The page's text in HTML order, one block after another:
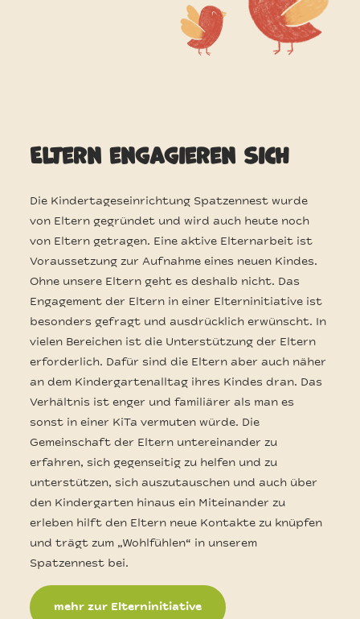
Eltern engagieren sich
Die Kindertageseinrichtung Spatzennest wurde
von Eltern gegründet und wird auch heute noch
von Eltern getragen. Eine aktive Elternarbeit ist
Voraussetzung zur Aufnahme eines neuen Kindes.
Ohne unsere Eltern geht es deshalb nicht. Das
Engagement der Eltern in einer Elterninitiative ist
besonders gefragt und ausdrücklich erwünscht. In
vielen Bereichen ist die Unterstützung der Eltern
erforderlich. Dafür sind die Eltern aber auch näher
an dem Kindergartenalltag ihres Kindes dran. Das
Verhältnis ist enger und familiärer als man es
sonst in einer KiTa vermuten würde. Die
Gemeinschaft der Eltern untereinander zu
erfahren, sich gegenseitig zu helfen und zu
unterstützen, sich auszutauschen und auch über
den Kindergarten hinaus ein Miteinander zu
erleben hilft den Eltern neue Kontakte zu knüpfen
und trägt zum „Wohlfühlen“ in unserem
Spatzennest bei.
mehr zur Elterninitiative